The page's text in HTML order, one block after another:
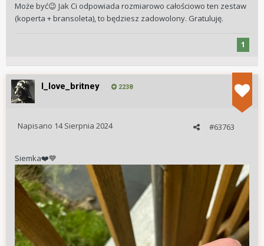
Wysłane z mojego SM-S918B przy użyciu Tapatalka
Może być😉 Jak Ci odpowiada rozmiarowo całościowo ten zestaw
(koperta + bransoleta), to będziesz zadowolony. Gratuluję.
1
I_love_britney 2238
#63763
Napisano 14 Sierpnia 2024
Siemka❤️💙